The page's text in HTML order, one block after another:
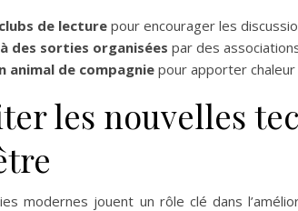
de lecturepour encourager les
des sorties organisées par des
animal de compagnie pour apporter
les nouvelles
modernes jouent un rôle clé dans